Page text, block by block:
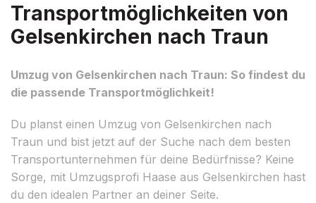
Transportmöglichkeiten von
Gelsenkirchen nach Traun
Umzug von Gelsenkirchen nach Traun: So findest du
die passende Transportmöglichkeit!
Du planst einen Umzug von Gelsenkirchen nach
Traun und bist jetzt auf der Suche nach dem besten
Transportunternehmen für deine Bedürfnisse? Keine
Sorge, mit Umzugsprofi Haase aus Gelsenkirchen hast
du den idealen Partner an deiner Seite.